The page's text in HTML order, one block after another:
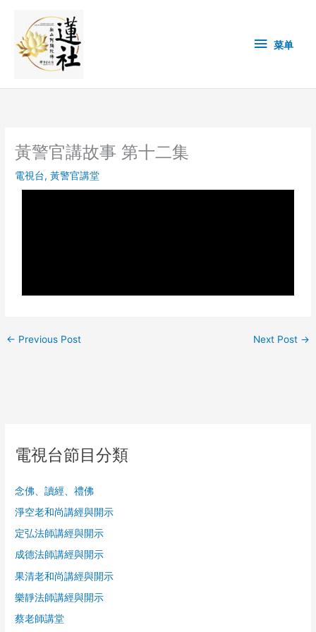
content
单 菜单
黃警官講故事 第十二集
電視台,黃警官講堂
← Previous Post Next Post →
電視台節目分類
念佛、讀經、禮佛
淨空老和尚講經與開示
定弘法師講經與開示
成德法師講經與開示
果清老和尚講經與開示
樂靜法師講經與開示
蔡老師講堂